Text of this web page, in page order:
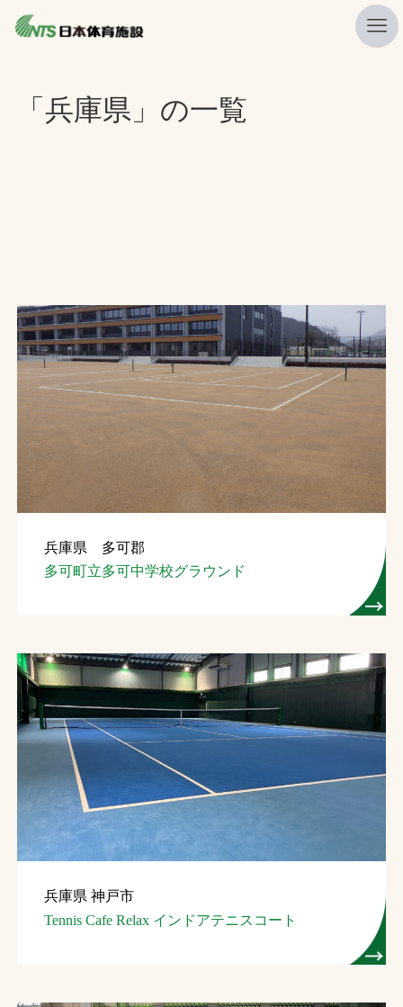
ニュース
会社概要
採用情報
お取引先の皆様へ
ソーシャルメディアポリシー
文字の見えづらさや操作にお困りの方へ
「兵庫県」の一覧
兵庫県 多可郡
多可町立多可中学校グラウンド
兵庫県 神戸市
Tennis Cafe Relax インドアテニスコート